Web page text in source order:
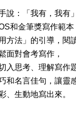
說：「我有，我有
和金筆獎寫作範本
方法」的引導，閱
面對會考寫作，
入思考、理解寫作
和名言佳句，讓靈
、生動地寫出來。